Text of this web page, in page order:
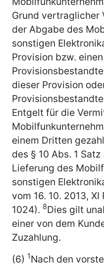
Grund vertraglicher
der Abgabe des
sonstigen
Provision bzw.
dieser Provision
Entgelt für die
einem Dritten
des § 10 Abs. 1
Lieferung des
sonstigen
vom 16. 10. 2013, XI
1024). 8Dies gilt
einer von dem
Zuzahlung.
(6) 1Nach den